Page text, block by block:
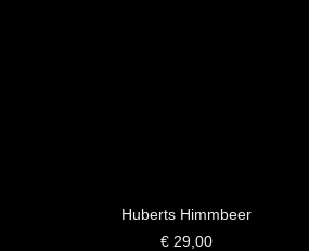
Huberts Himmbeer
€29,00